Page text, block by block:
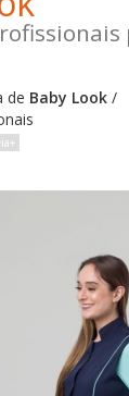
de Baby Look /